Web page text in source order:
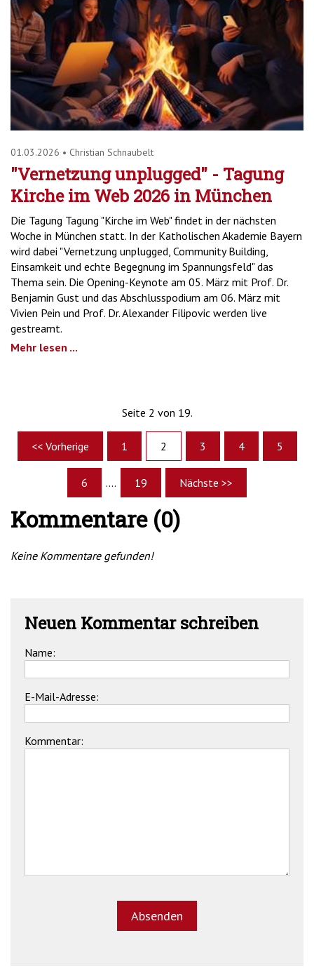
01.03.2026 • Christian Schnaubelt
"Vernetzung unplugged" - Tagung
Kirche im Web 2026 in München
Die Tagung Tagung "Kirche im Web" findet in der nächsten
Woche in München statt. In der Katholischen Akademie Bayern
wird dabei "Vernetzung unplugged, Community Building,
Einsamkeit und echte Begegnung im Spannungsfeld" das
Thema sein. Die Opening-Keynote am 05. März mit Prof. Dr.
Benjamin Gust und das Abschlusspodium am 06. März mit
Vivien Pein und Prof. Dr. Alexander Filipovic werden live
gestreamt.
Mehr lesen ...
Seite 2 von 19.
<< Vorherige 1 2 3 4 5
6 .... 19 Nächste >>
Kommentare (0)
Keine Kommentare gefunden!
Neuen Kommentar schreiben
Name:
E-Mail-Adresse:
Kommentar: